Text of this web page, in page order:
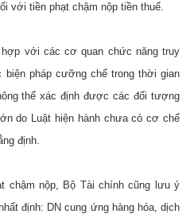
với tiền phạt chậm nộp tiền thuế.
hợp với các cơ quan chức năng truy
pháp cưỡng chế trong thời gian
thể xác định được các đối tượng
do Luật hiện hành chưa có cơ chế
định.
chậm nộp, Bộ Tài chính cũng lưu ý
định: DN cung ứng hàng hóa, dịch